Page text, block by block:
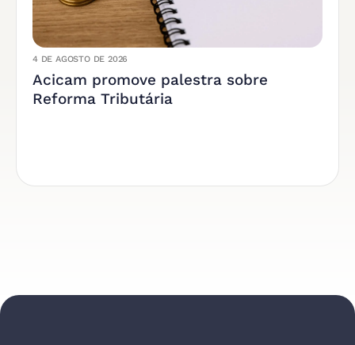
4 DE AGOSTO DE 2026
Acicam promove palestra sobre
Reforma Tributária